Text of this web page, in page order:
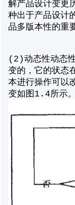
解产品设计变更
种出于产品设计
品多版本性的重
(2)动态性动态
变的，它的状态
本进行操作可以
变如图1.4所示。